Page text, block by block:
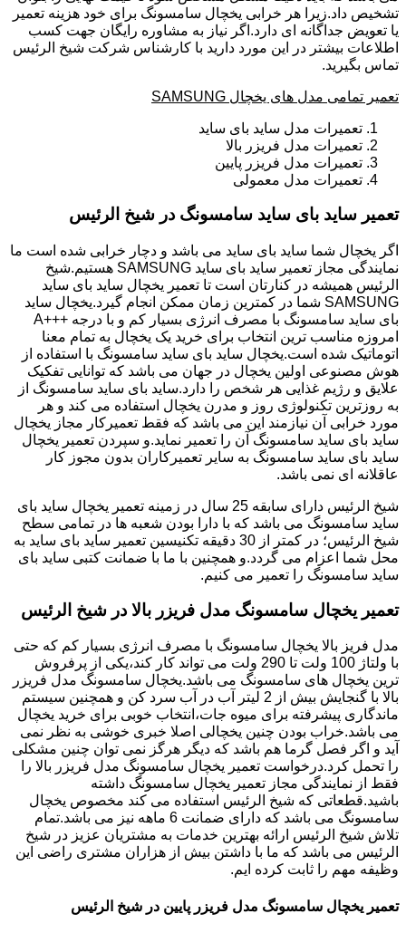
تشخیص داد.زیرا هر خرابی یخچال سامسونگ برای خود هزینه تعمیر
یا تعویض جداگانه ای دارد.اگر نیاز به مشاوره رایگان جهت کسب
اطلاعات بیشتر در این مورد دارید با کارشناس شرکت شیخ الرئیس
تماس بگیرید.
تعمیر تمامی مدل های یخچال SAMSUNG
تعمیرات مدل ساید بای ساید
تعمیرات مدل فریزر بالا
تعمیرات مدل فریزر پایین
تعمیرات مدل معمولی
تعمیر ساید بای ساید سامسونگ در شیخ الرئیس
اگر یخچال شما ساید بای ساید می باشد و دچار خرابی شده است ما
نمایندگی مجاز تعمیر ساید بای ساید SAMSUNG هستیم.شیخ
الرئیس همیشه در کنارتان است تا تعمیر یخچال ساید بای ساید
SAMSUNG شما در کمترین زمان ممکن انجام گیرد.یخچال ساید
بای ساید سامسونگ با مصرف انرژی بسیار کم و با درجه +++A
امروزه مناسب ترین انتخاب برای خرید یک یخچال به تمام معنا
اتوماتیک شده است.یخچال ساید بای ساید سامسونگ با استفاده از
هوش مصنوعی اولین یخچال در جهان می باشد که توانایی تفکیک
علایق و رژیم غذایی هر شخص را دارد.ساید بای ساید سامسونگ از
به روزترین تکنولوژی روز و مدرن یخچال استفاده می کند و هر
مورد خرابی آن نیازمند این می باشد که فقط تعمیرکار مجاز یخچال
ساید بای ساید سامسونگ آن را تعمیر نماید.و سپردن تعمیر یخچال
ساید بای ساید سامسونگ به سایر تعمیرکاران بدون مجوز کار
عاقلانه ای نمی باشد.
شیخ الرئیس دارای سابقه 25 سال در زمینه تعمیر یخچال ساید بای
ساید سامسونگ می باشد که با دارا بودن شعبه ها در تمامی سطح
شیخ الرئیس؛ در کمتر از 30 دقیقه تکنیسین تعمیر ساید بای ساید به
محل شما اعزام می گردد.و همچنین با ما با ضمانت کتبی ساید بای
ساید سامسونگ را تعمیر می کنیم.
تعمیر یخچال سامسونگ مدل فریزر بالا در شیخ الرئیس
مدل فریز بالا یخچال سامسونگ با مصرف انرژی بسیار کم که حتی
با ولتاژ 100 ولت تا 290 ولت می تواند کار کند،یکی از پرفروش
ترین یخچال های سامسونگ می باشد.یخچال سامسونگ مدل فریزر
بالا با گنجایش بیش از 2 لیتر آب در آب سرد کن و همچنین سیستم
ماندگاری پیشرفته برای میوه جات،انتخاب خوبی برای خرید یخچال
می باشد.خراب بودن چنین یخچالی اصلا خبری خوشی به نظر نمی
آید و اگر فصل گرما هم باشد که دیگر هرگز نمی توان چنین مشکلی
را تحمل کرد.درخواست تعمیر یخچال سامسونگ مدل فریزر بالا را
فقط از نمایندگی مجاز تعمیر یخچال سامسونگ داشته
باشید.قطعاتی که شیخ الرئیس استفاده می کند مخصوص یخچال
سامسونگ می باشد که دارای ضمانت 6 ماهه نیز می باشد.تمام
تلاش شیخ الرئیس ارائه بهترین خدمات به مشتریان عزیز در شیخ
الرئیس می باشد که ما با داشتن بیش از هزاران مشتری راضی این
وظیفه مهم را ثابت کرده ایم.
تعمیر یخچال سامسونگ مدل فریزر پایین در شیخ الرئیس